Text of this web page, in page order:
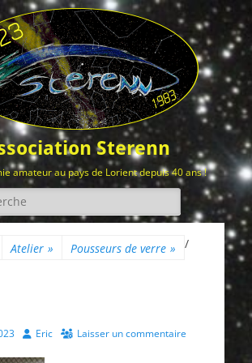
Sterenn
amateur au pays de Lorient depuis 40 ans !
:
Atelier » /
Pousseurs de verre »
Author
Eric Laisser un commentaire